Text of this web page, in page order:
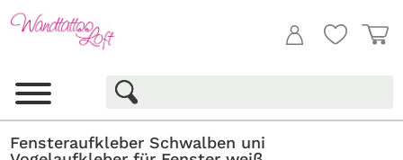
Fensteraufkleber Schwalben uni